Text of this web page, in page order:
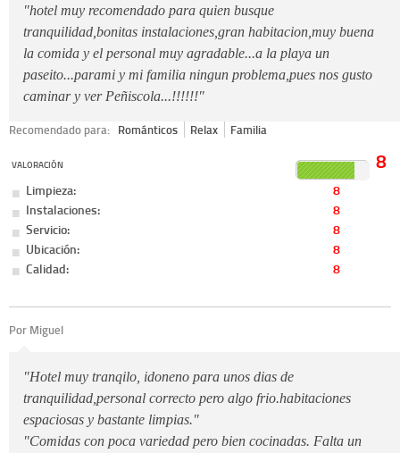
"hotel muy recomendado para quien busque
tranquilidad,bonitas instalaciones,gran habitacion,muy buena
la comida y el personal muy agradable...a la playa un
paseito...parami y mi familia ningun problema,pues nos gusto
caminar y ver Peñiscola...!!!!!!"
Recomendado para: Románticos Relax Familia
VALORACIÓN 8
Limpieza:
8
Instalaciones:
8
Servicio:
8
Ubicación:
8
Calidad:
8
Por Miguel
"Hotel muy tranqilo, idoneno para unos dias de
tranquilidad,personal correcto pero algo frio.habitaciones
espaciosas y bastante limpias."
"Comidas con poca variedad pero bien cocinadas. Falta un